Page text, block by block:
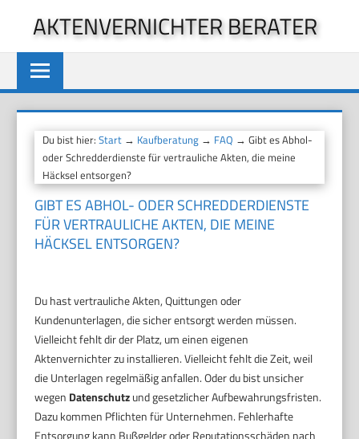
springen
AKTENVERNICHTER BERATER
Du bist hier:Start → Kaufberatung → FAQ → Gibt es Abhol-
oder Schredderdienste für vertrauliche Akten, die meine
Häcksel entsorgen?
GIBT ES ABHOL- ODER SCHREDDERDIENSTE
FÜR VERTRAULICHE AKTEN, DIE MEINE
HÄCKSEL ENTSORGEN?
Du hast vertrauliche Akten, Quittungen oder
Kundenunterlagen, die sicher entsorgt werden müssen.
Vielleicht fehlt dir der Platz, um einen eigenen
Aktenvernichter zu installieren. Vielleicht fehlt die Zeit, weil
die Unterlagen regelmäßig anfallen. Oder du bist unsicher
wegen Datenschutzund gesetzlicher Aufbewahrungsfristen.
Dazu kommen Pflichten für Unternehmen. Fehlerhafte
Entsorgung kann Bußgelder oder Reputationsschäden nach